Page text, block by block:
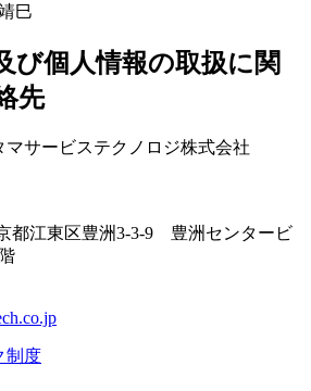
巳
び個人情報の取扱に関
先
マサービステクノロジ株式会社
都江東区豊洲3-3-9 豊洲センタービ